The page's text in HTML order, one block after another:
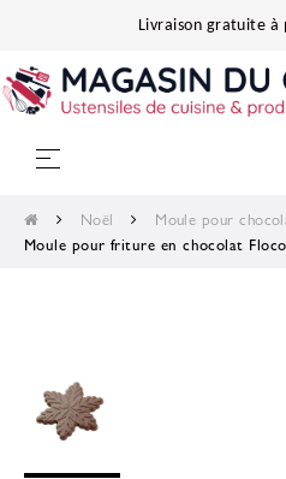
Livraison gratuite
Basculer la navigation
☰
Noël Moule pour
Moule pour friture en chocolat